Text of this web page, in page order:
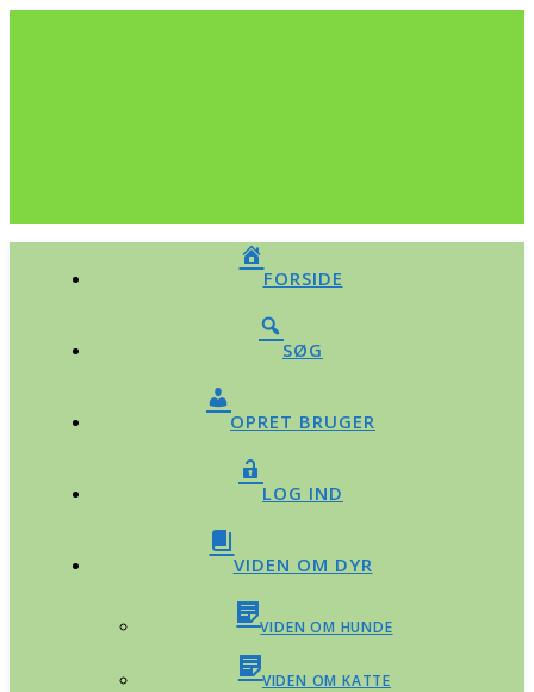
FORSIDE
SØG
OPRET BRUGER
LOG IND
VIDEN OM DYR
VIDEN OM HUNDE
VIDEN OM KATTE